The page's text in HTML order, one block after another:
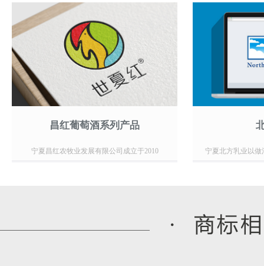
昌红葡萄酒系列产品
宁夏昌红农牧业发展有限公司成立于2010 宁夏北方乳业以做